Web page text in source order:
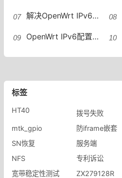
解决OpenWrt IPv6配置中的路由问题OpenWrt IPv6配置
OpenWrt IPv6配置失败怎么办？OpenWrt IPv6配置
标签
HT40 拨号失败
mtk_gpio
防iframe嵌套
SN恢复
服务端
NFS
专利诉讼
宽带稳定性测试
ZX279128R